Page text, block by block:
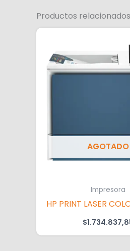
Productos relacionados
AGOTADO
Impresora
HP PRINT LASER
$